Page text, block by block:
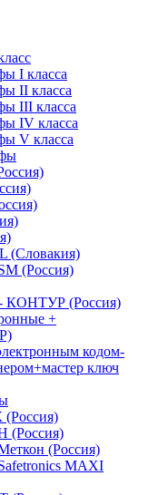
I класса
II класса
III класса
IV класса
V класса
(Словакия)
(Россия)
КОНТУР (Россия)
+
кодом-
ключ
(Россия)
(Россия)
MAXI